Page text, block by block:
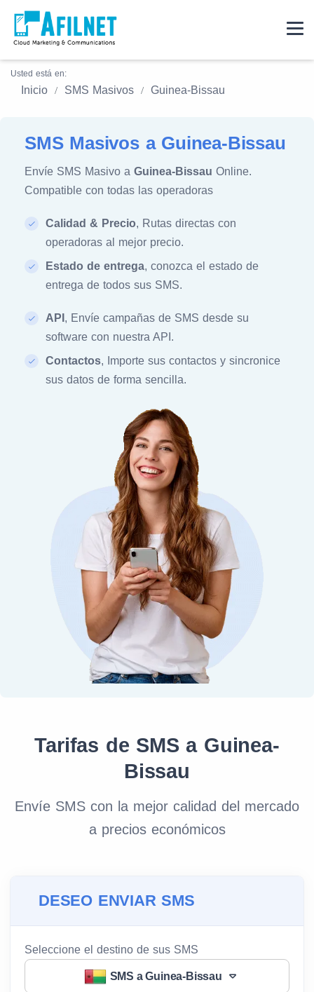
Usted está en:
Inicio SMS Masivos Guinea-Bissau
SMS Masivos a Guinea-Bissau
Envíe SMS Masivo a Guinea-Bissau Online.
Compatible con todas las operadoras
Calidad & Precio, Rutas directas con
operadoras al mejor precio.
Estado de entrega, conozca el estado de
entrega de todos sus SMS.
API , Envíe campañas de SMS desde su
software con nuestra API.
Contactos, Importe sus contactos y sincronice
sus datos de forma sencilla.
Tarifas de SMS a Guinea-
Bissau
Envíe SMS con la mejor calidad del mercado
a precios económicos
DESEO ENVIAR SMS
Seleccione el destino de sus SMS
SMS a Guinea-Bissau